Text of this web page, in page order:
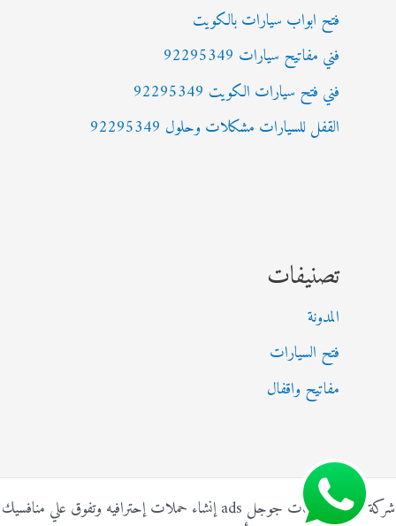
فتح ابواب سيارات بالكويت
فني مفاتيح سيارات 92295349
فني فتح سيارات الكويت 92295349
القفل للسيارات مشكلات وحلول 92295349
تصنيفات
المدونة
فتح السيارات
مفاتيح واقفال
شركة الناجي إعلانات جوجل ads إنشاء حملات إحترافيه وتفوق علي منافسيك